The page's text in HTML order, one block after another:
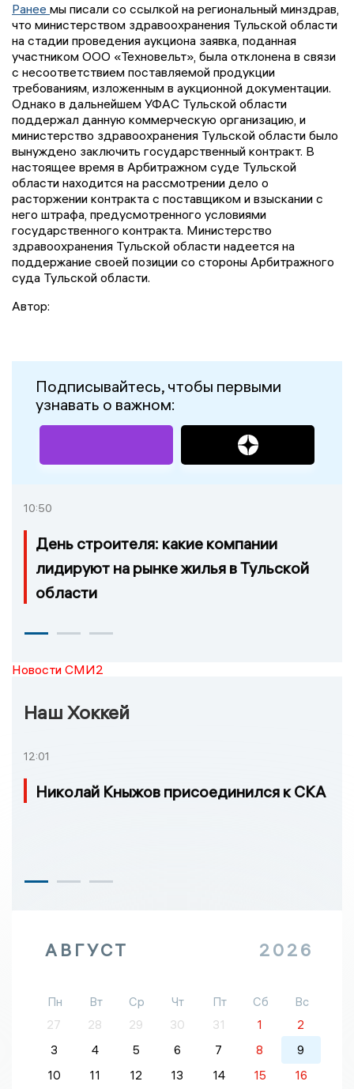
Ранее мы писали со ссылкой на региональный минздрав,
что министерством здравоохранения Тульской области
на стадии проведения аукциона заявка, поданная
участником ООО «Техновельт», была отклонена в связи
с несоответствием поставляемой продукции
требованиям, изложенным в аукционной документации.
Однако в дальнейшем УФАС Тульской области
поддержал данную коммерческую организацию, и
министерство здравоохранения Тульской области было
вынуждено заключить государственный контракт. В
настоящее время в Арбитражном суде Тульской
области находится на рассмотрении дело о
расторжении контракта с поставщиком и взыскании с
него штрафа, предусмотренного условиями
государственного контракта. Министерство
здравоохранения Тульской области надеется на
поддержание своей позиции со стороны Арбитражного
суда Тульской области.
Автор:
Подписывайтесь, чтобы первыми
узнавать о важном:
10:50
День строителя: какие компании
лидируют на рынке жилья в Тульской
области
Новости СМИ2
Наш Хоккей
12:01
Николай Кныжов присоединился к СКА
АВГУСТ 2026
Пн Вт Ср Чт Пт Сб
Вс
27
28 29 30 31 1
2
3
4 5 6 7 8
9
10
11 12 13 14 15 16